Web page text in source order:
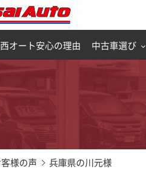
オート安心の理由 中古車選び
様の声 兵庫県の川元様